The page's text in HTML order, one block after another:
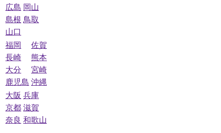
広島 岡山
島根 鳥取
山口
福岡
佐賀
長崎
熊本
大分
宮崎
鹿児島 沖縄
大阪 兵庫
京都 滋賀
奈良 和歌山